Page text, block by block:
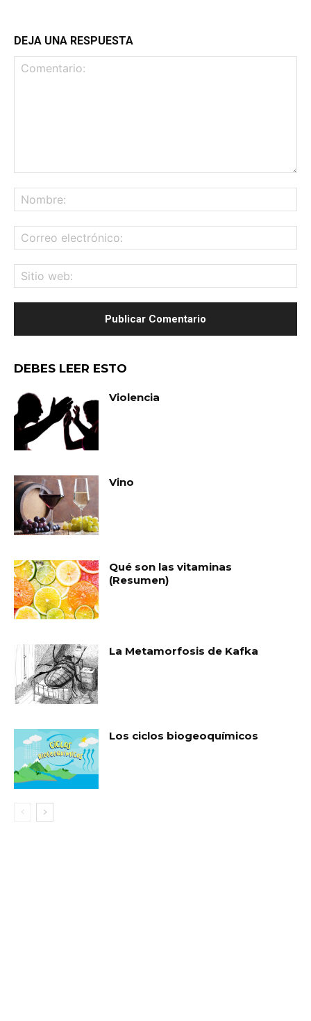
DEJA UNA RESPUESTA
DEBES LEER ESTO
Violencia
Vino
Qué son las vitaminas
(Resumen)
La Metamorfosis de Kafka
Los ciclos biogeoquímicos